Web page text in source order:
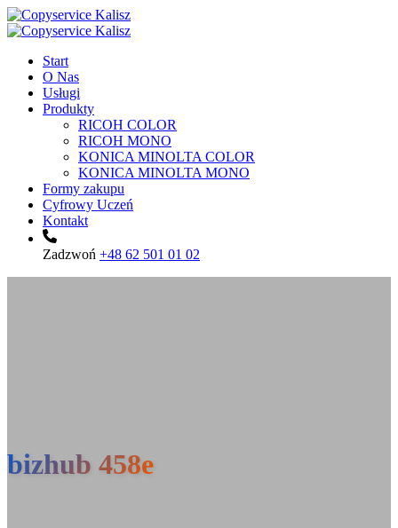
Start
O Nas
Usługi
Produkty
RICOH COLOR
RICOH MONO
KONICA MINOLTA COLOR
KONICA MINOLTA MONO
Formy zakupu
Cyfrowy Uczeń
Kontakt
Zadzwoń +48 62 501 01 02
bizhub 458e